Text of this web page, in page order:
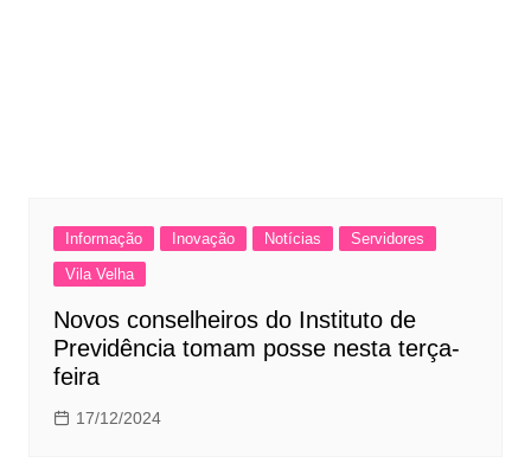
Informação Inovação Notícias
Servidores
Vila Velha
Novos conselheiros do Instituto de
Previdência tomam posse nesta terça-
feira
17/12/2024